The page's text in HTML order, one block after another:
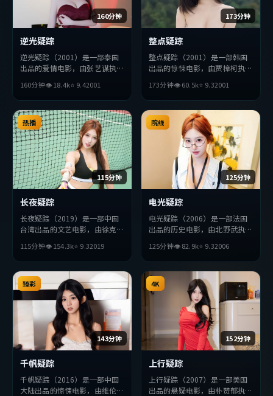
160分钟
逆光疑踪
逆光疑踪（2001）是一部泰国
出品的爱情电影，由张艺谋执
主演。影片在叙事与视听上力求
突破，探讨人性与抉择，节奏张
弛有度，适合喜欢该类型的观众
完整观看。
160分钟👁18.4k⭐ 9.42001
173分钟
整点疑踪
整点疑踪（2001）是一部韩国
出品的惊悚电影，由贾樟柯执
演。影片在叙事与视听上力求突
破，探讨人性与抉择，节奏张弛
有度，适合喜欢该类型的观众完
整观看。
173分钟👁60.5k⭐ 9.32001
115分钟
热播
长夜疑踪
长夜疑踪（2019）是一部中国
台湾出品的文艺电影，由徐克执
民等主演。影片在叙事与视听上
力求突破，探讨人性与抉择，节
奏张弛有度，适合喜欢该类型的
观众完整观看。
115分钟👁154.3k⭐ 9.32019
125分钟
院线
电光疑踪
电光疑踪（2006）是一部法国
出品的历史电影，由北野武执
薛景求等主演。影片在叙事与视
听上力求突破，探讨人性与抉
择，节奏张弛有度，适合喜欢该
类型的观众完整观看。
125分钟👁82.9k⭐ 9.32006
143分钟
臻彩
千帆疑踪
千帆疑踪（2016）是一部中国
大陆出品的惊悚电影，由维伦纽
152分钟
4K
上行疑踪
上行疑踪（2007）是一部美国
出品的悬疑电影，由朴赞郁执